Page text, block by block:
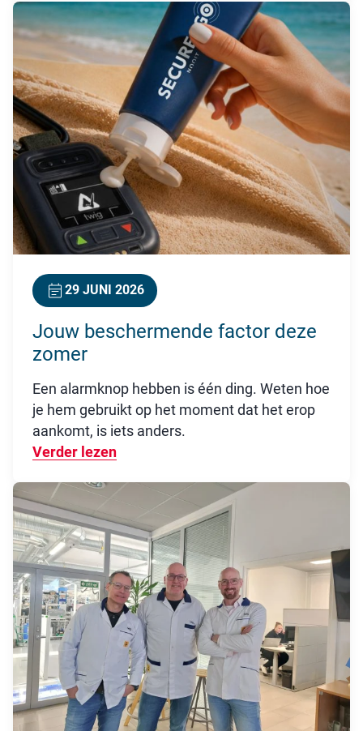
29 JUNI 2026
Jouw beschermende factor deze
zomer
Een alarmknop hebben is één ding. Weten hoe
je hem gebruikt op het moment dat het erop
aankomt, is iets anders.
Verder lezen